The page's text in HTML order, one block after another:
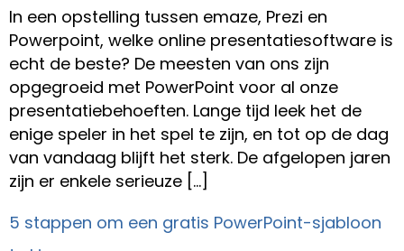
In een opstelling tussen emaze, Prezi en
Powerpoint, welke online presentatiesoftware is
echt de beste? De meesten van ons zijn
opgegroeid met PowerPoint voor al onze
presentatiebehoeften. Lange tijd leek het de
enige speler in het spel te zijn, en tot op de dag
van vandaag blijft het sterk. De afgelopen jaren
zijn er enkele serieuze […]
5 stappen om een gratis PowerPoint-sjabloon